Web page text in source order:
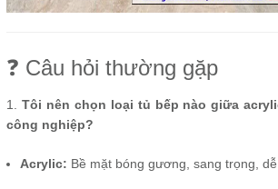
❓ Câu hỏi thường gặp
1. Tôi nên chọn loại tủ bếp nào giữa
công nghiệp?
Acrylic: Bề mặt bóng gương, sang trọng,